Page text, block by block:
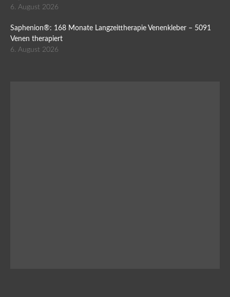
6. August 2026
Saphenion®: 168 Monate Langzeittherapie Venenkleber – 5091
Venen therapiert
6. August 2026